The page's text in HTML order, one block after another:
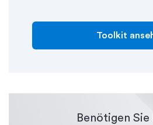
Toolkit
Benötigen